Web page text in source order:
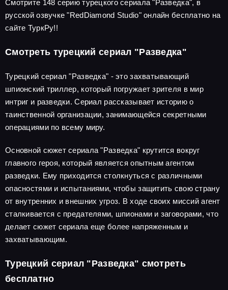
Смотрите 148 серию турецкого сериала "Разведка", в
русской озвучке "RedDiamond Studio" онлайн бесплатно на
сайте ТуркРу!!
Смотреть турецкий сериал "Разведка"
Турецкий сериал "Разведка" - это захватывающий
шпионский триллер, который погружает зрителя в мир
интриг и разведки. Сериал рассказывает историю о
таинственной организации, занимающейся секретными
операциями по всему миру.
Основной сюжет сериала "Разведка" крутится вокруг
главного героя, который является опытным агентом
разведки. Ему приходится столкнуться с различными
опасностями и испытаниями, чтобы защитить свою страну
от внутренних и внешних угроз. В ходе своих миссий агент
сталкивается с предателями, шпионами и заговорами, что
делает сюжет сериала еще более напряженным и
захватывающим.
Турецкий сериал "Разведка" смотреть
бесплатно